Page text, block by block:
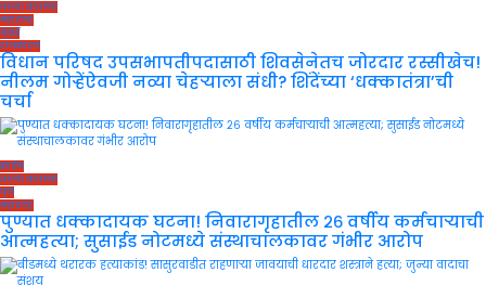
ताज्या बातम्या
महाराष्ट्र
मुंबई
राजकारण
विधान परिषद उपसभापतीपदासाठी शिवसेनेतच जोरदार रस्सीखेच!
नीलम गोऱ्हेंऐवजी नव्या चेहऱ्याला संधी? शिंदेंच्या ‘धक्कातंत्रा’ची
चर्चा
क्राईम
ताज्या बातम्या
पुणे
महाराष्ट्र
पुण्यात धक्कादायक घटना! निवारागृहातील २६ वर्षीय कर्मचाऱ्याची
आत्महत्या; सुसाईड नोटमध्ये संस्थाचालकावर गंभीर आरोप